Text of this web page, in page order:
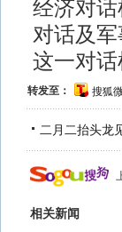
经济对
对话及
这一对话
转发至： 搜狐
二月二抬头龙
相关新闻